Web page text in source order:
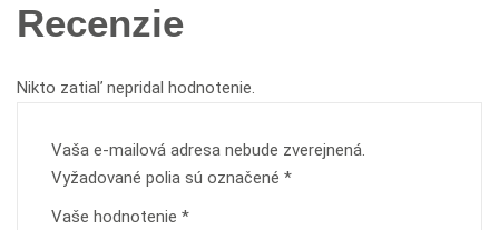
Recenzie
Nikto zatiaľ nepridal hodnotenie.
Vaša e-mailová adresa nebude zverejnená.
Vyžadované polia sú označené *
Vaše hodnotenie *